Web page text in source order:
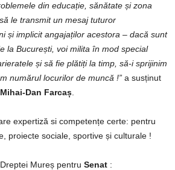
din educație, sănătate și zona
le transmit un mesaj tuturor
și implicit angajaților acestora – dacă sunt
la București, voi milita în mod special
și să fie plătiți la timp, să-i sprijinim
numărul locurilor de muncă !” a susținut
Mihai-Dan Farcaș
expertiză si competențe certe: pentru
proiecte sociale, sportive și culturale !
Mureș pentru Senat :